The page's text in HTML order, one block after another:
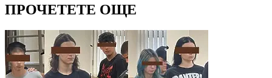
ПРОЧЕТЕТЕ ОЩЕ